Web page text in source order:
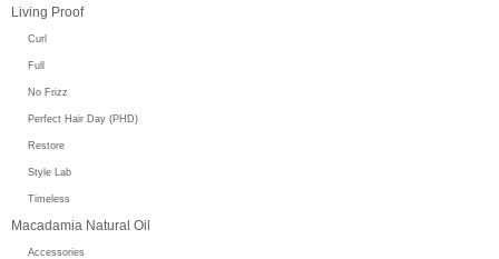
Living Proof
Curl
Full
No Frizz
Perfect Hair Day (PHD)
Restore
Style Lab
Timeless
Macadamia Natural Oil
Accessories